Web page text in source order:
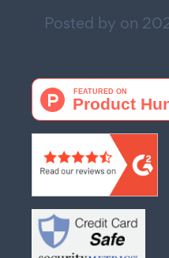
Posted by on